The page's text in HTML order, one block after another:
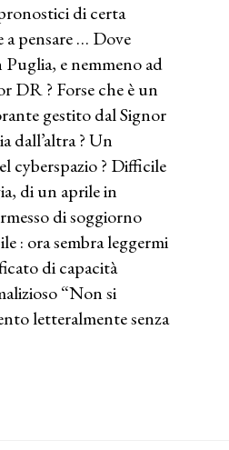
di certa
pensare … Dove
e nemmeno ad
DR ? Forse che è un
gestito dal Signor
dall’altra ? Un
cyberspazio ? Difficile
di un aprile in
di soggiorno
: ora sembra leggermi
di capacità
“Non si
letteralmente senza